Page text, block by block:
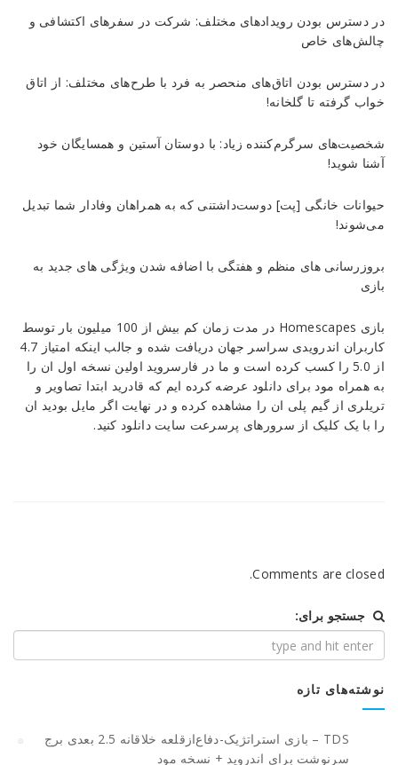
در دسترس بودن رویدادهای مختلف: شرکت در سفرهای اکتشافی و
چالش‌های خاص
در دسترس بودن اتاق‌های منحصر به فرد با طرح‌های مختلف: از اتاق
خواب گرفته تا گلخانه!
شخصیت‌های سرگرم‌کننده زیاد: با دوستان آستین و همسایگان خود
آشنا شوید!
حیوانات خانگی [پت] دوست‌داشتنی که به همراهان وفادار شما تبدیل
می‌شوند!
بروزرسانی های منظم و هفتگی با اضافه شدن ویژگی های جدید به
بازی
بازی Homescapes در مدت زمان کم بیش از 100 میلیون بار توسط
کاربران اندرویدی سراسر جهان دریافت شده و جالب اینکه امتیاز 4.7
از 5.0 را کسب کرده است و ما در فارسروید اولین نسخه اول ان را
به همراه مود برای دانلود عرضه کرده ایم که قادرید ابتدا تصاویر و
تریلری از گیم پلی ان را مشاهده کرده و در نهایت اگر مایل بودید ان
را با یک کلیک از سرورهای پرسرعت سایت دانلود کنید.
Comments are closed.
جستجو برای:
نوشته‌های تازه
TDS – بازی استراتژیک-دفاع‌از‌قلعه خلاقانه 2.5 بعدی برج
سرنوشت برای اندروید + نسخه مود